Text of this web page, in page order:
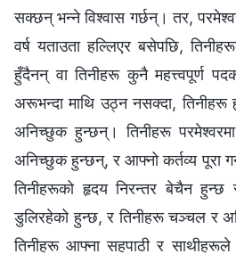
सक्छन् भन्ने विश्‍वास गर्छन्। तर,
वर्ष यताउता हल्लिएर बसेपछि,
हुँदैनन् वा तिनीहरू कुनै महत्त्वपूर्ण
अरूभन्दा माथि उठ्न नसक्दा, तिनीहरू
अनिच्छुक हुन्छन्। तिनीहरू परमेश्‍वरमा
अनिच्छुक हुन्छन्, र आफ्नो कर्तव्य पूरा
तिनीहरूको हृदय निरन्तर बेचैन हुन्छ
डुलिरहेको हुन्छ, र तिनीहरू चञ्चल र
तिनीहरू आफ्ना सहपाठी र साथीहरूले